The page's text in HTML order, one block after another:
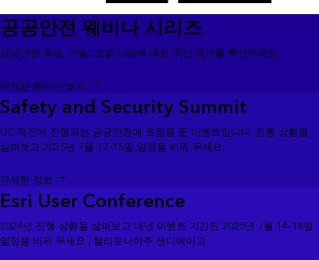
공공안전 웨비나 시리즈
공공안전 추세, 기술, 모범 사례에 대한 최신 정보를 확인하세요.
예정된 웨비나 보기
Safety and Security Summit
UC 직전에 진행되는 공공안전에 초점을 둔 이벤트입니다. 진행 상황을
살펴보고 2025년 7월 12–15일 일정을 비워 두세요.
자세한 정보
Esri User Conference
2024년 진행 상황을 살펴보고 내년 이벤트 기간인 2025년 7월 14–18일
일정을 비워 두세요 | 캘리포니아주 샌디에이고